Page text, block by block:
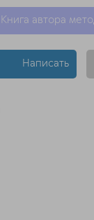
Книга автора
Написать